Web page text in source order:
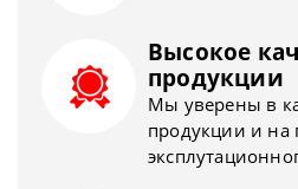
Высокое
продукции
Мы уверены в
продукции и на